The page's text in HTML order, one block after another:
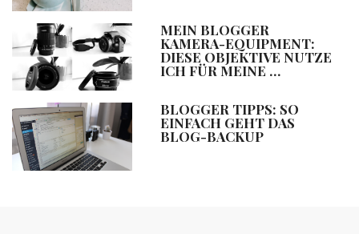
MEIN BLOGGER
KAMERA-EQUIPMENT:
DIESE OBJEKTIVE NUTZE
ICH FÜR MEINE …
BLOGGER TIPPS: SO
EINFACH GEHT DAS
BLOG-BACKUP